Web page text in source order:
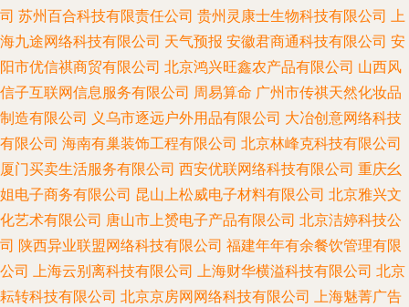
司 苏州百合科技有限责任公司 贵州灵康士生物科技有限公司 上
海九途网络科技有限公司 天气预报 安徽君商通科技有限公司 安
阳市优信祺商贸有限公司 北京鸿兴旺鑫农产品有限公司 山西风
信子互联网信息服务有限公司 周易算命 广州市传祺天然化妆品
制造有限公司 义乌市逐远户外用品有限公司 大冶创意网络科技
有限公司 海南有巢装饰工程有限公司 北京林峰克科技有限公司
厦门买卖生活服务有限公司 西安优联网络科技有限公司 重庆幺
姐电子商务有限公司 昆山上松威电子材料有限公司 北京雅兴文
化艺术有限公司 唐山市上赟电子产品有限公司 北京洁婷科技公
司 陕西异业联盟网络科技有限公司 福建年年有余餐饮管理有限
公司 上海云别离科技有限公司 上海财华横溢科技有限公司 北京
耘转科技有限公司 北京京房网网络科技有限公司 上海魅菁广告